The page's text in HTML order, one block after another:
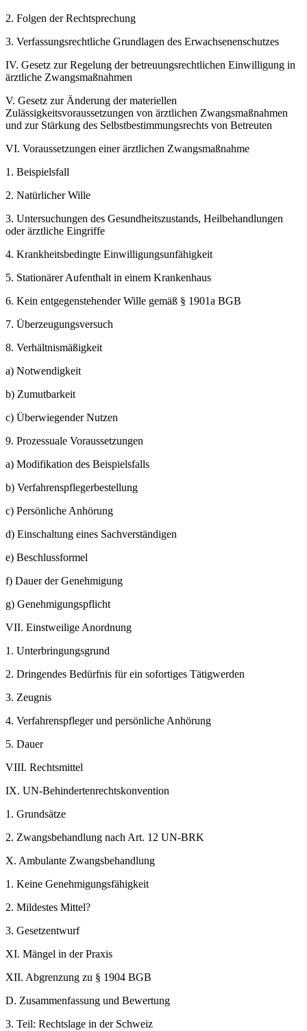
2. Folgen der Rechtsprechung
3. Verfassungsrechtliche Grundlagen des Erwachsenenschutzes
IV. Gesetz zur Regelung der betreuungsrechtlichen Einwilligung in
ärztliche Zwangsmaßnahmen
V. Gesetz zur Änderung der materiellen
Zulässigkeitsvoraussetzungen von ärztlichen Zwangsmaßnahmen
und zur Stärkung des Selbstbestimmungsrechts von Betreuten
VI. Voraussetzungen einer ärztlichen Zwangsmaßnahme
1. Beispielsfall
2. Natürlicher Wille
3. Untersuchungen des Gesundheitszustands, Heilbehandlungen
oder ärztliche Eingriffe
4. Krankheitsbedingte Einwilligungsunfähigkeit
5. Stationärer Aufenthalt in einem Krankenhaus
6. Kein entgegenstehender Wille gemäß § 1901a BGB
7. Überzeugungsversuch
8. Verhältnismäßigkeit
a) Notwendigkeit
b) Zumutbarkeit
c) Überwiegender Nutzen
9. Prozessuale Voraussetzungen
a) Modifikation des Beispielsfalls
b) Verfahrenspflegerbestellung
c) Persönliche Anhörung
d) Einschaltung eines Sachverständigen
e) Beschlussformel
f) Dauer der Genehmigung
g) Genehmigungspflicht
VII. Einstweilige Anordnung
1. Unterbringungsgrund
2. Dringendes Bedürfnis für ein sofortiges Tätigwerden
3. Zeugnis
4. Verfahrenspfleger und persönliche Anhörung
5. Dauer
VIII. Rechtsmittel
IX. UN-Behindertenrechtskonvention
1. Grundsätze
2. Zwangsbehandlung nach Art. 12 UN-BRK
X. Ambulante Zwangsbehandlung
1. Keine Genehmigungsfähigkeit
2. Mildestes Mittel?
3. Gesetzentwurf
XI. Mängel in der Praxis
XII. Abgrenzung zu § 1904 BGB
D. Zusammenfassung und Bewertung
3. Teil: Rechtslage in der Schweiz